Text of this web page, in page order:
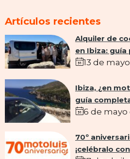
Artículos recientes
Alquiler de
en Ibiza: guía
13 de
Ibiza, ¿en
guía
6 de mayo
70º
¡celébralo